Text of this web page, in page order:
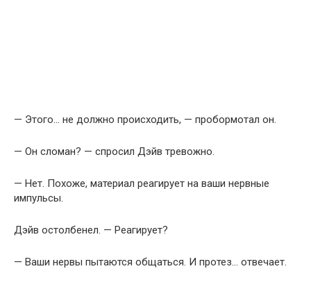
— Этого… не должно происходить, — пробормотал он.
— Он сломан? — спросил Дэйв тревожно.
— Нет. Похоже, материал реагирует на ваши нервные
импульсы.
Дэйв остолбенел. — Реагирует?
— Ваши нервы пытаются общаться. И протез… отвечает.